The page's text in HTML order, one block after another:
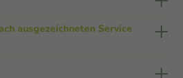
ausgezeichneten Service